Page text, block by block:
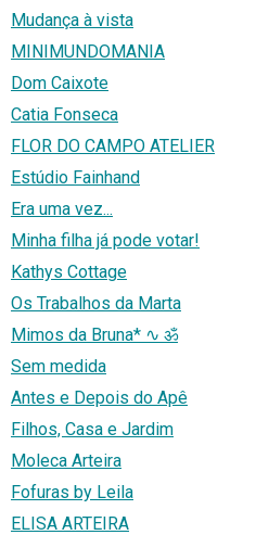
Mudança à vista
MINIMUNDOMANIA
Dom Caixote
Catia Fonseca
FLOR DO CAMPO ATELIER
Estúdio Fainhand
Era uma vez...
Minha filha já pode votar!
Kathys Cottage
Os Trabalhos da Marta
Mimos da Bruna* ∿ ॐ
Sem medida
Antes e Depois do Apê
Filhos, Casa e Jardim
Moleca Arteira
Fofuras by Leila
ELISA ARTEIRA